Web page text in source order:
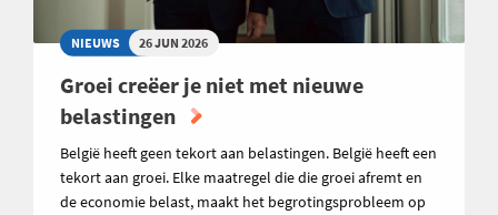
NIEUWS 26 JUN 2026
Groei creëer je niet met nieuwe
belastingen
België heeft geen tekort aan belastingen. België heeft een
tekort aan groei. Elke maatregel die die groei afremt en
de economie belast, maakt het begrotingsprobleem op